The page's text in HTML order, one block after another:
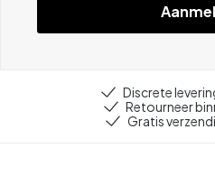
Discrete
Retourneer
Gratis